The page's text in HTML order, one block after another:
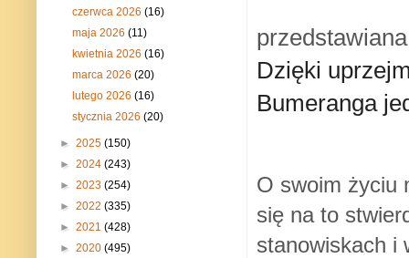
Dzięki
Bumeranga
O swoim życiu
się na to
stanowiskach i
czerwca 2026(16)
maja 2026(11)
kwietnia 2026(16)
marca 2026(20)
lutego 2026(16)
stycznia 2026(20)
► 2025 (150)
► 2024 (243)
► 2023 (254)
► 2022 (335)
► 2021 (428)
► 2020 (495)